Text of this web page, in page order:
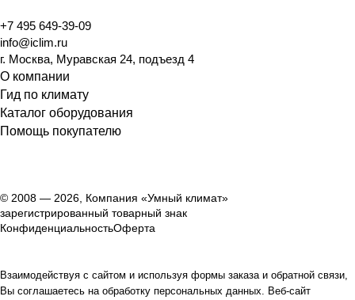
+7 495 649-39-09
info@iclim.ru
г. Москва, Муравская 24, подъезд 4
О компании
Гид по климату
Каталог оборудования
Помощь покупателю
© 2008 — 2026, Компания «Умный климат»
зарегистрированный товарный знак
КонфиденциальностьОферта
Взаимодействуя с сайтом и используя формы заказа и обратной связи,
Вы соглашаетесь на обработку персональных данных. Веб-сайт